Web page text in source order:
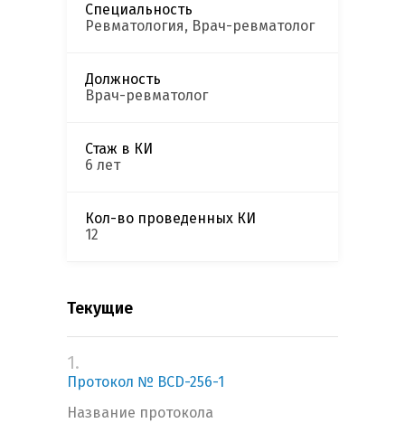
Специальность
Ревматология, Врач-ревматолог
Должность
Врач-ревматолог
Стаж в КИ
6 лет
Кол-во проведенных КИ
12
Текущие
1.
Протокол № BCD-256-1
Название протокола